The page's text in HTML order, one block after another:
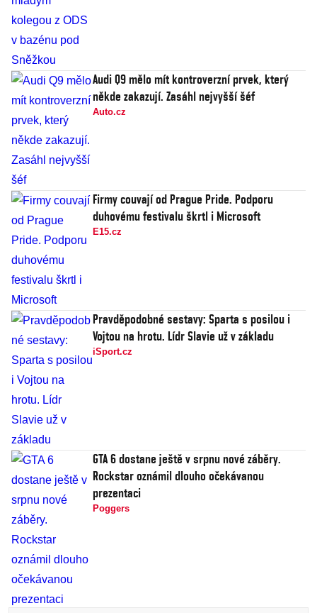
Audi Q9 mělo mít kontroverzní prvek, který
někde zakazují. Zasáhl nejvyšší šéf
Auto.cz
Firmy couvají od Prague Pride. Podporu
duhovému festivalu škrtl i Microsoft
E15.cz
Pravděpodobné sestavy: Sparta s posilou i
Vojtou na hrotu. Lídr Slavie už v základu
iSport.cz
GTA 6 dostane ještě v srpnu nové záběry.
Rockstar oznámil dlouho očekávanou
prezentaci
Poggers